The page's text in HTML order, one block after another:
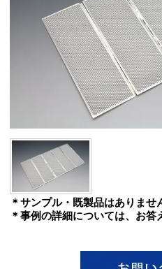
＊サンプル・既製品はありませ
＊事例の詳細については、お答